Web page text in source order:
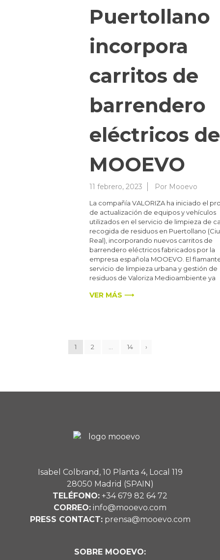
Puertollano
incorpora
carritos de
barrendero
eléctricos de
MOOEVO
11 febrero, 2023 Por Mooevo
La compañía VALORIZA ha iniciado el
de actualización de equipos y vehículos
utilizados en el servicio de limpieza de
recogida de residuos en Puertollano
Real), incorporando nuevos carritos de
barrendero eléctricos fabricados por la
empresa española MOOEVO. El
servicio de limpieza urbana y gestión de
residuos de Valoriza Medioambiente ya
VER MÁS ⟶
1 2 14 ›
Isabel Colbrand, 10 Planta 4, Local 119
28050 Madrid (SPAIN)
TELÉFONO: +34 679 82 64 72
CORREO: info@mooevo.com
PRESS CONTACT:prensa@mooevo.com
SOBRE MOOEVO: